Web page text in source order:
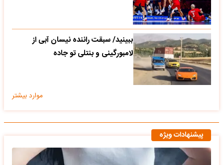
ببینید/ سبقت راننده نیسان آبی از
لامبورگینی و بنتلی تو جاده
موارد بیشتر
پیشنهادات ویژه